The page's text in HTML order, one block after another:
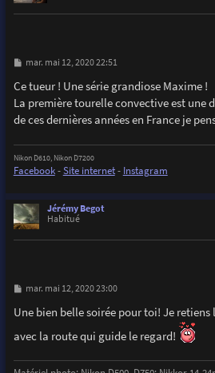
M
s
s
a
e
mar. mai 12, 2020 22:51
Ce tueur ! Une série grandiose Maxime !
La première tourelle convective est une
de ces dernières années en France je
Nikon D610, Nikon D7200
Facebook-Site internet- Instagram
Jérémy Begot
Habitué
M
s
s
g
mar. mai 12, 2020 23:00
Une bien belle soirée pour toi! Je
avec la route qui guide le regard!